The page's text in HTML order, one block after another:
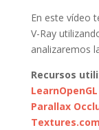
En este vídeo
V-Ray
analizaremos
Recursos
Parallax
Textures.com